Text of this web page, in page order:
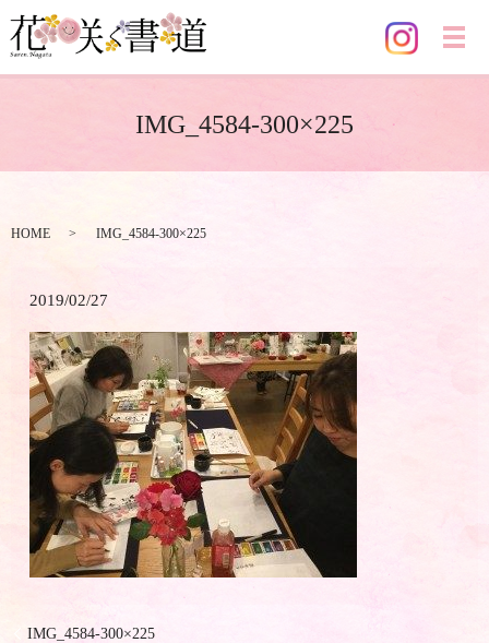
メ
IMG_4584-300×225
HOME IMG_4584-300×225
2019/02/27
IMG_4584-300×225